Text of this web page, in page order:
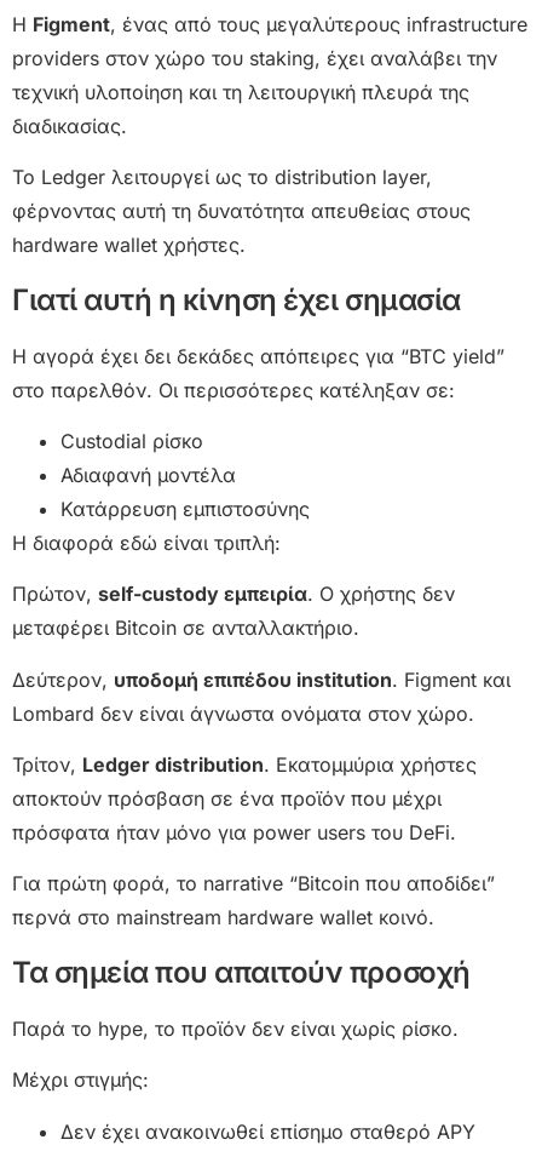
Η Figment, ένας από τους μεγαλύτερους infrastructure
providers στον χώρο του staking, έχει αναλάβει την
τεχνική υλοποίηση και τη λειτουργική πλευρά της
διαδικασίας.
Το Ledger λειτουργεί ως το distribution layer,
φέρνοντας αυτή τη δυνατότητα απευθείας στους
hardware wallet χρήστες.
Γιατί αυτή η κίνηση έχει σημασία
Η αγορά έχει δει δεκάδες απόπειρες για “BTC yield”
στο παρελθόν. Οι περισσότερες κατέληξαν σε:
Custodial ρίσκο
Αδιαφανή μοντέλα
Κατάρρευση εμπιστοσύνης
Η διαφορά εδώ είναι τριπλή:
Πρώτον, self-custody εμπειρία. Ο χρήστης δεν
μεταφέρει Bitcoin σε ανταλλακτήριο.
Δεύτερον, υποδομή επιπέδου institution. Figment και
Lombard δεν είναι άγνωστα ονόματα στον χώρο.
Τρίτον, Ledger distribution. Εκατομμύρια χρήστες
αποκτούν πρόσβαση σε ένα προϊόν που μέχρι
πρόσφατα ήταν μόνο για power users του DeFi.
Για πρώτη φορά, το narrative “Bitcoin που αποδίδει”
περνά στο mainstream hardware wallet κοινό.
Τα σημεία που απαιτούν προσοχή
Παρά το hype, το προϊόν δεν είναι χωρίς ρίσκο.
Μέχρι στιγμής:
Δεν έχει ανακοινωθεί επίσημο σταθερό APY